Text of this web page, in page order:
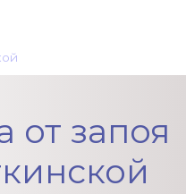
от запоя